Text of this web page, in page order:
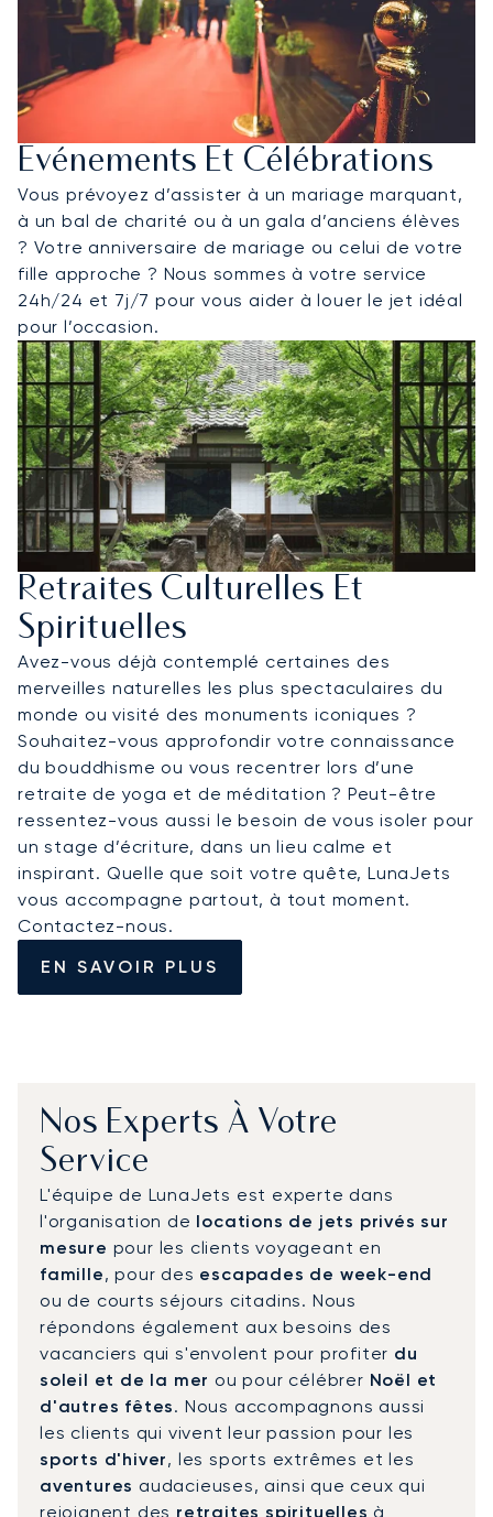
Événements Et Célébrations
Vous prévoyez d’assister à un mariage marquant,
à un bal de charité ou à un gala d’anciens élèves
? Votre anniversaire de mariage ou celui de votre
fille approche ? Nous sommes à votre service
24h/24 et 7j/7 pour vous aider à louer le jet idéal
pour l’occasion.
Retraites Culturelles Et
Spirituelles
Avez-vous déjà contemplé certaines des
merveilles naturelles les plus spectaculaires du
monde ou visité des monuments iconiques ?
Souhaitez-vous approfondir votre connaissance
du bouddhisme ou vous recentrer lors d’une
retraite de yoga et de méditation ? Peut-être
ressentez-vous aussi le besoin de vous isoler pour
un stage d’écriture, dans un lieu calme et
inspirant. Quelle que soit votre quête, LunaJets
vous accompagne partout, à tout moment.
Contactez-nous.
EN SAVOIR PLUS
Nos Experts À Votre
Service
L'équipe de LunaJets est experte dans
l'organisation de locations de jets privés sur
mesure pour les clients voyageant en
famille, pour des escapades de week-end
ou de courts séjours citadins. Nous
répondons également aux besoins des
vacanciers qui s'envolent pour profiter du
soleil et de la mer ou pour célébrer Noël et
d'autres fêtes. Nous accompagnons aussi
les clients qui vivent leur passion pour les
sports d'hiver, les sports extrêmes et les
aventures audacieuses, ainsi que ceux qui
rejoignent des retraites spirituelles à